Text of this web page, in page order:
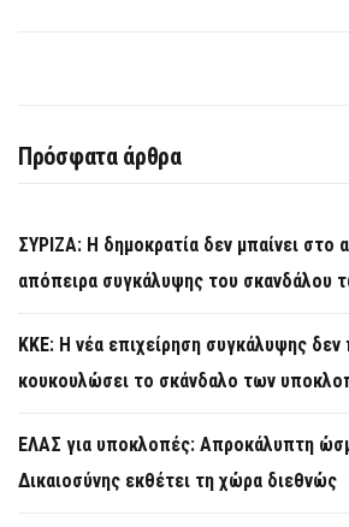
Πρόσφατα άρθρα
ΣΥΡΙΖΑ: Η δημοκρατία δεν μπαίνει στο
απόπειρα συγκάλυψης του σκανδάλου
KKE: Η νέα επιχείρηση συγκάλυψης δεν
κουκουλώσει το σκάνδαλο των
ΕΛΑΣ για υποκλοπές: Απροκάλυπτη
Δικαιοσύνης εκθέτει τη χώρα διεθνώς